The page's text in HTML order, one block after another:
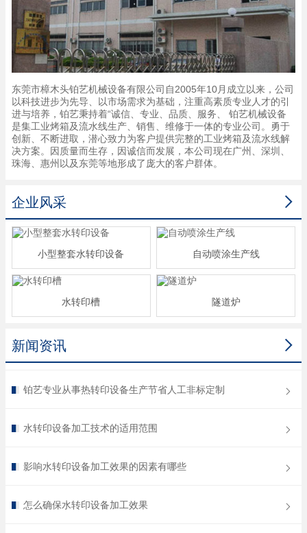
东莞市樟木头铂艺机械设备有限公司自2005年10月成立以来，公司
以科技进步为先导、以市场需求为基础，注重高素质专业人才的引
进与培养，铂艺秉持着“诚信、专业、品质、服务、 铂艺机械设备
是集工业烤箱及流水线生产、销售、维修于一体的专业公司。勇于
创新、不断进取，潜心致力为客户提供完整的工业烤箱及流水线解
决方案。因质量而生存，因诚信而发展，本公司现在广州、深圳、
珠海、惠州以及东莞等地形成了庞大的客户群体。

企业风采
小型整套水转印设备 自动喷涂生产线
水转印槽 隧道炉

新闻资讯
铂艺专业从事热转印设备生产节省人工非标定制
水转印设备加工技术的适用范围
影响水转印设备加工效果的因素有哪些
怎么确保水转印设备加工效果